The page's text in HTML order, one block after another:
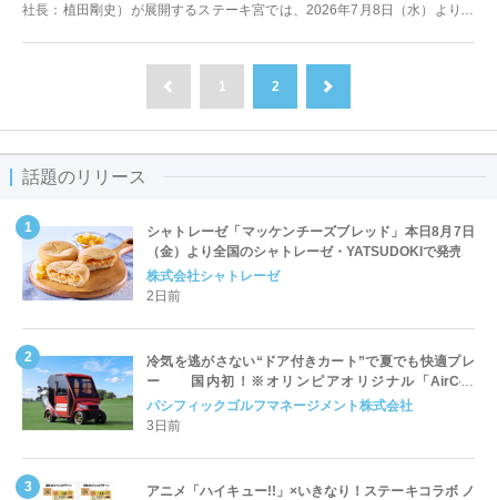
社長：植田剛史）が展開するステーキ宮では、2026年7月8日（水）よりタ
1 2
話題のリリース
シャトレーゼ「マッケンチーズブレッド」本日8月7日
（金）より全国のシャトレーゼ・YATSUDOKIで発売
株式会社シャトレーゼ
2日前
冷気を逃がさない“ドア付きカート”で夏でも快適プレ
ー 国内初！※オリンピアオリジナル「AirCon
Cart（エアコンカート）」導入 | ＰＧＭ
パシフィックゴルフマネージメント株式会社
3日前
アニメ「ハイキュー!!」×いきなり！ステーキコラボ ノ